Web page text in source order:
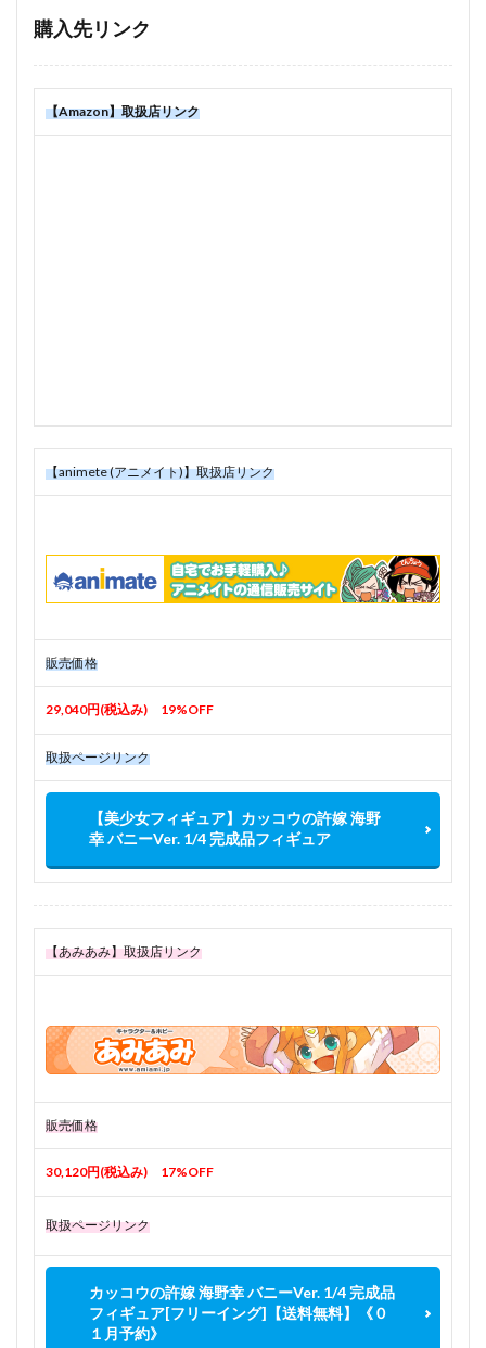
購入先リンク
【Amazon】取扱店リンク
【animete (アニメイト)】取扱店リンク
販売価格
29,040円(税込み) 19%OFF
取扱ページリンク
【美少女フィギュア】カッコウの許嫁 海野
幸 バニーVer. 1/4 完成品フィギュア
【あみあみ】取扱店リンク
販売価格
30,120円(税込み) 17%OFF
取扱ページリンク
カッコウの許嫁 海野幸 バニーVer. 1/4 完成品
フィギュア[フリーイング]【送料無料】《０
１月予約》